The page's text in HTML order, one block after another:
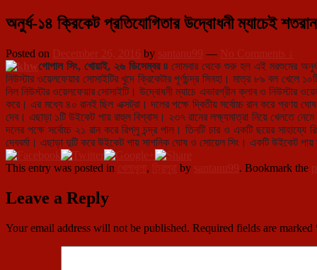
অনুর্ধ-১৪ ক্রিকেট প্রতিযোগিতার উদ্বোধনী ম্যাচেই
Posted on December 26, 2016 by santanu99 — No Comments ↓
গোপাল সিং, খোয়াই, ২৬ ডিসেম্বর ৷৷ সোমবার থেকে শুরু হল এই মরশুমের
নিউস্টার ওয়েলফেয়ার সোসাইটির খুদে ক্রিকেটার পূর্ণচন্দ্র সিনহা। মাত্র ৮৯ বল
নিল নিউস্টার ওয়েলফেয়ার সোসাইটি। উদ্বোধনী ম্যাচে এভারগ্রীন ক্লাব ও নিউস্টার
করে। এর মধ্যে ৪০ রানই ছিল এক্সট্রা। দলের পক্ষে দ্বিতীয় সর্বোচ্চ রান করে প্রণয়
দেব। এছাড়া ১টি উইকেট পায় রাহুল বিশ্বাস। ২৩৭ রানের লক্ষ্যমাত্রা নিয়ে খেলতে
দলের পক্ষে সর্বোচ্চ ২১ রান করে রিপ্লু চন্দ্র পাল। তিনটি চার ও একটি ছয়ের
দেববর্মা। এছাড়া দুটি করে উইকেট পায় সাগনিক ঘোষ ও সোয়েল সিং। একটি উইকেট পায়
This entry was posted in খেলাধূলা, ত্রিপুরা by santanu99. Bookmark the
Leave a Reply
Your email address will not be published. Required fields are marked